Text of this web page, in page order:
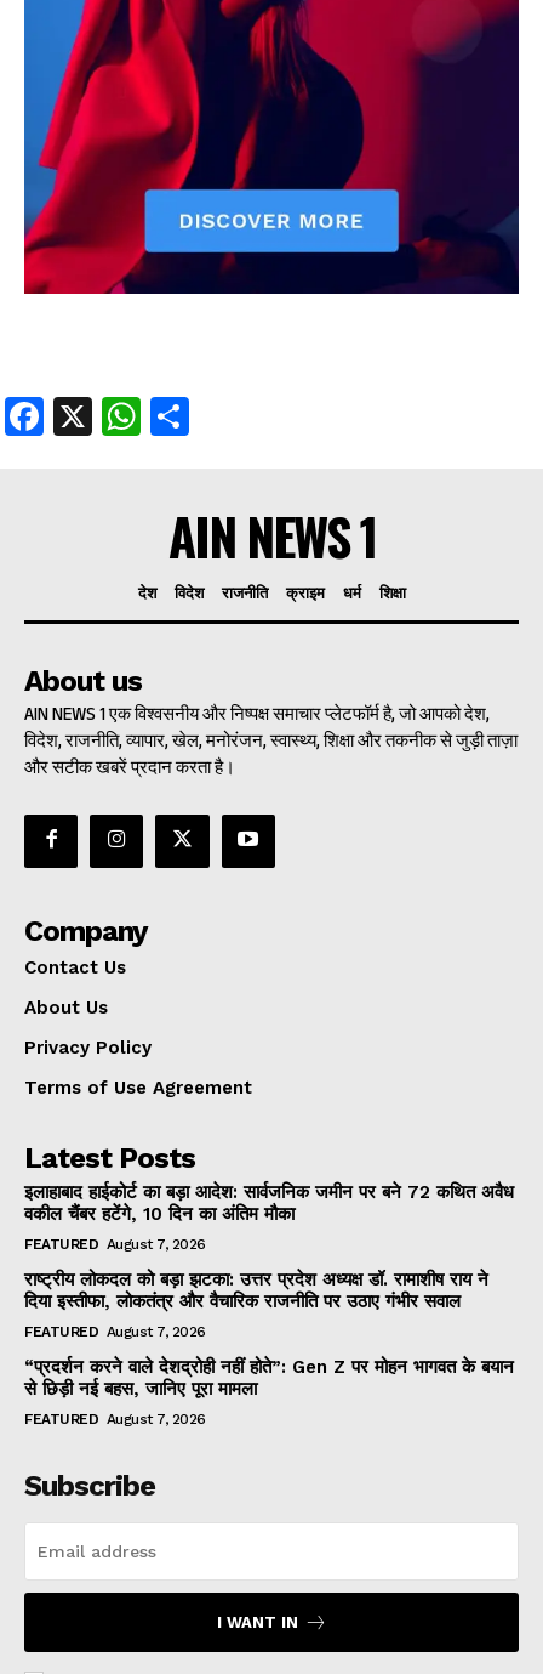
Facebook
X WhatsApp
Share
Facebook
X WhatsApp
AIN NEWS 1
देश विदेश राजनीति क्राइम धर्म शिक्षा
About us
AIN NEWS 1 एक विश्वसनीय और निष्पक्ष समाचार प्लेटफॉर्म है, जो आपको देश,
विदेश, राजनीति, व्यापार, खेल, मनोरंजन, स्वास्थ्य, शिक्षा और तकनीक से जुड़ी ताज़ा
और सटीक खबरें प्रदान करता है।
Company
Contact Us
About Us
Privacy Policy
Terms of Use Agreement
Latest Posts
इलाहाबाद हाईकोर्ट का बड़ा आदेश: सार्वजनिक जमीन पर बने 72 कथित अवैध
वकील चैंबर हटेंगे, 10 दिन का अंतिम मौका
FEATURED August 7, 2026
राष्ट्रीय लोकदल को बड़ा झटका: उत्तर प्रदेश अध्यक्ष डॉ. रामाशीष राय ने
दिया इस्तीफा, लोकतंत्र और वैचारिक राजनीति पर उठाए गंभीर सवाल
FEATURED August 7, 2026
“प्रदर्शन करने वाले देशद्रोही नहीं होते”: Gen Z पर मोहन भागवत के बयान
से छिड़ी नई बहस, जानिए पूरा मामला
FEATURED August 7, 2026
Subscribe
I WANT IN